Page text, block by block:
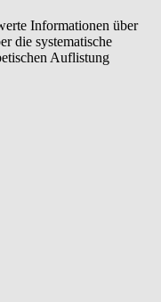
Informationen über
die systematische
Auflistung